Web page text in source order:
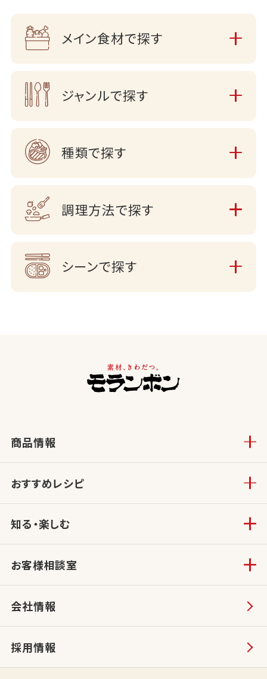
メイン食材で探す
ジャンルで探す
種類で探す
調理方法で探す
シーンで探す
商品情報
おすすめレシピ
知る・楽しむ
お客様相談室
会社情報
採用情報